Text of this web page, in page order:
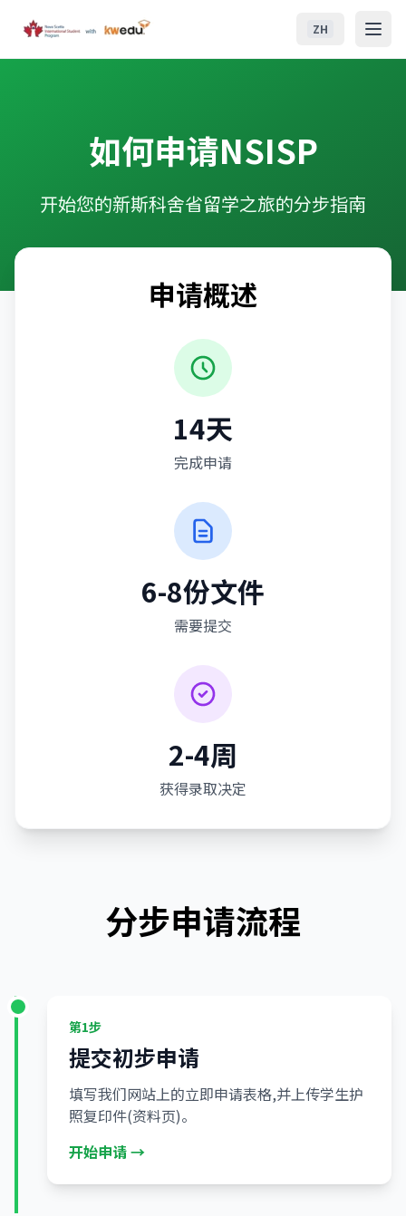
ZH
如何申请NSISP
开始您的新斯科舍省留学之旅的分步指南
申请概述
14天
完成申请
6-8份文件
需要提交
2-4周
获得录取决定
分步申请流程
第1步
提交初步申请
填写我们网站上的立即申请表格,并上传学生护
照复印件(资料页)。
开始申请 →
地区教育中心（RCE）
申请指南
한국어